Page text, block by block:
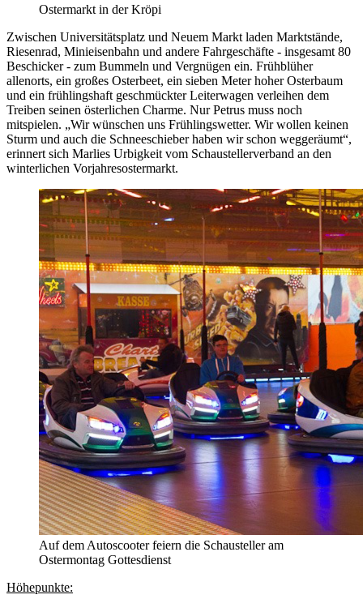
Ostermarkt in der Kröpi
Zwischen Universitätsplatz und Neuem Markt laden Marktstände,
Riesenrad, Minieisenbahn und andere Fahrgeschäfte - insgesamt 80
Beschicker - zum Bummeln und Vergnügen ein. Frühblüher
allenorts, ein großes Osterbeet, ein sieben Meter hoher Osterbaum
und ein frühlingshaft geschmückter Leiterwagen verleihen dem
Treiben seinen österlichen Charme. Nur Petrus muss noch
mitspielen. „Wir wünschen uns Frühlingswetter. Wir wollen keinen
Sturm und auch die Schneeschieber haben wir schon weggeräumt“,
erinnert sich Marlies Urbigkeit vom Schaustellerverband an den
winterlichen Vorjahresostermarkt.
Auf dem Autoscooter feiern die Schausteller am
Ostermontag Gottesdienst
Höhepunkte: